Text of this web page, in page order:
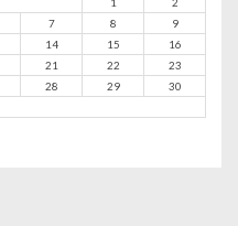
7 8
9
14 15
16
21 22
23
28 29
30